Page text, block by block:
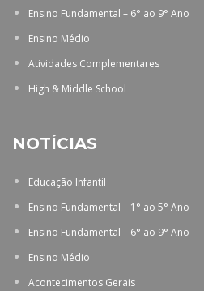
Ensino Fundamental – 6° ao 9° Ano
Ensino Médio
Atividades Complementares
High & Middle School
NOTÍCIAS
Educação Infantil
Ensino Fundamental – 1° ao 5° Ano
Ensino Fundamental – 6° ao 9° Ano
Ensino Médio
Acontecimentos Gerais